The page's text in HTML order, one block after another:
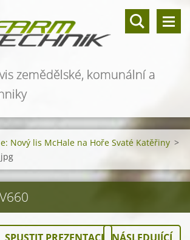
zemědělské, komunální a
Nový lis McHale na Hoře Svaté Katěřiny >